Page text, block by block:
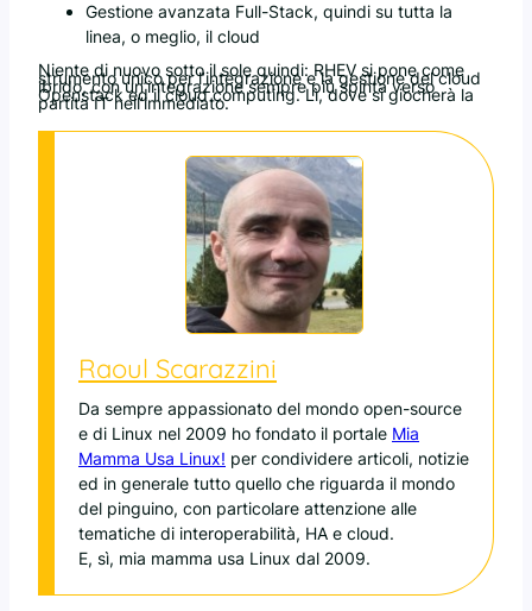
Gestione avanzata Full-Stack, quindi su tutta la
linea, o meglio, il cloud
Niente di nuovo sotto il sole quindi: RHEV si pone come
strumento unico per l’integrazione e la gestione del cloud
ibrido, con un’integrazione sempre più spinta verso
Openstack ed il cloud computing. Lì, dove si giocherà la
partita IT nell’immediato.
Raoul Scarazzini
Da sempre appassionato del mondo open-source
e di Linux nel 2009 ho fondato il portale Mia
Mamma Usa Linux! per condividere articoli, notizie
ed in generale tutto quello che riguarda il mondo
del pinguino, con particolare attenzione alle
tematiche di interoperabilità, HA e cloud.
E, sì, mia mamma usa Linux dal 2009.